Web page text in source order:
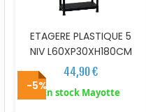
ETAGERE PLASTIQUE 5
NIV L60XP30XH180CM
44,90 €
En stock Mayotte
-5%